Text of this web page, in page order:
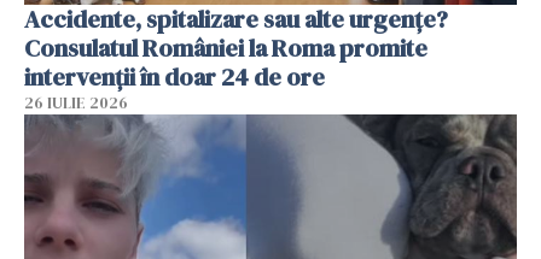
Accidente, spitalizare sau alte urgențe?
Consulatul României la Roma promite
intervenții în doar 24 de ore
26 IULIE 2026